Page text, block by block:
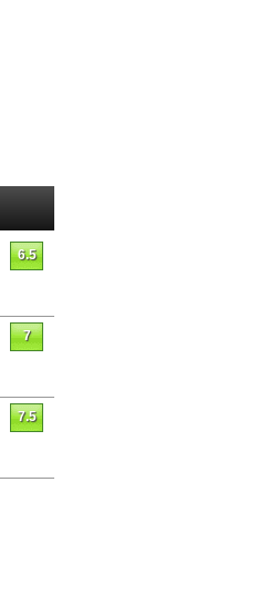
6.5
7
7.5